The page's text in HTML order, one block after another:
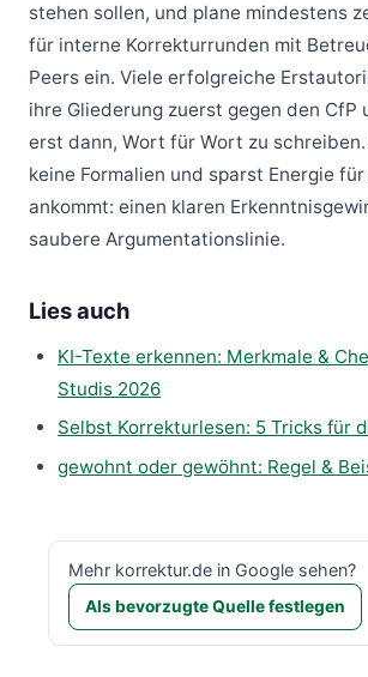
stehen sollen, und plane mindestens
für interne Korrekturrunden mit
Peers ein. Viele erfolgreiche
ihre Gliederung zuerst gegen den CfP
erst dann, Wort für Wort zu
keine Formalien und sparst Energie
ankommt: einen klaren
saubere Argumentationslinie.
Lies auch
KI-Texte erkennen: Merkmale &
Studis 2026
Selbst Korrekturlesen: 5 Tricks für
gewohnt oder gewöhnt: Regel &
Mehr korrektur.de in Google sehen?
Als bevorzugte Quelle festlegen